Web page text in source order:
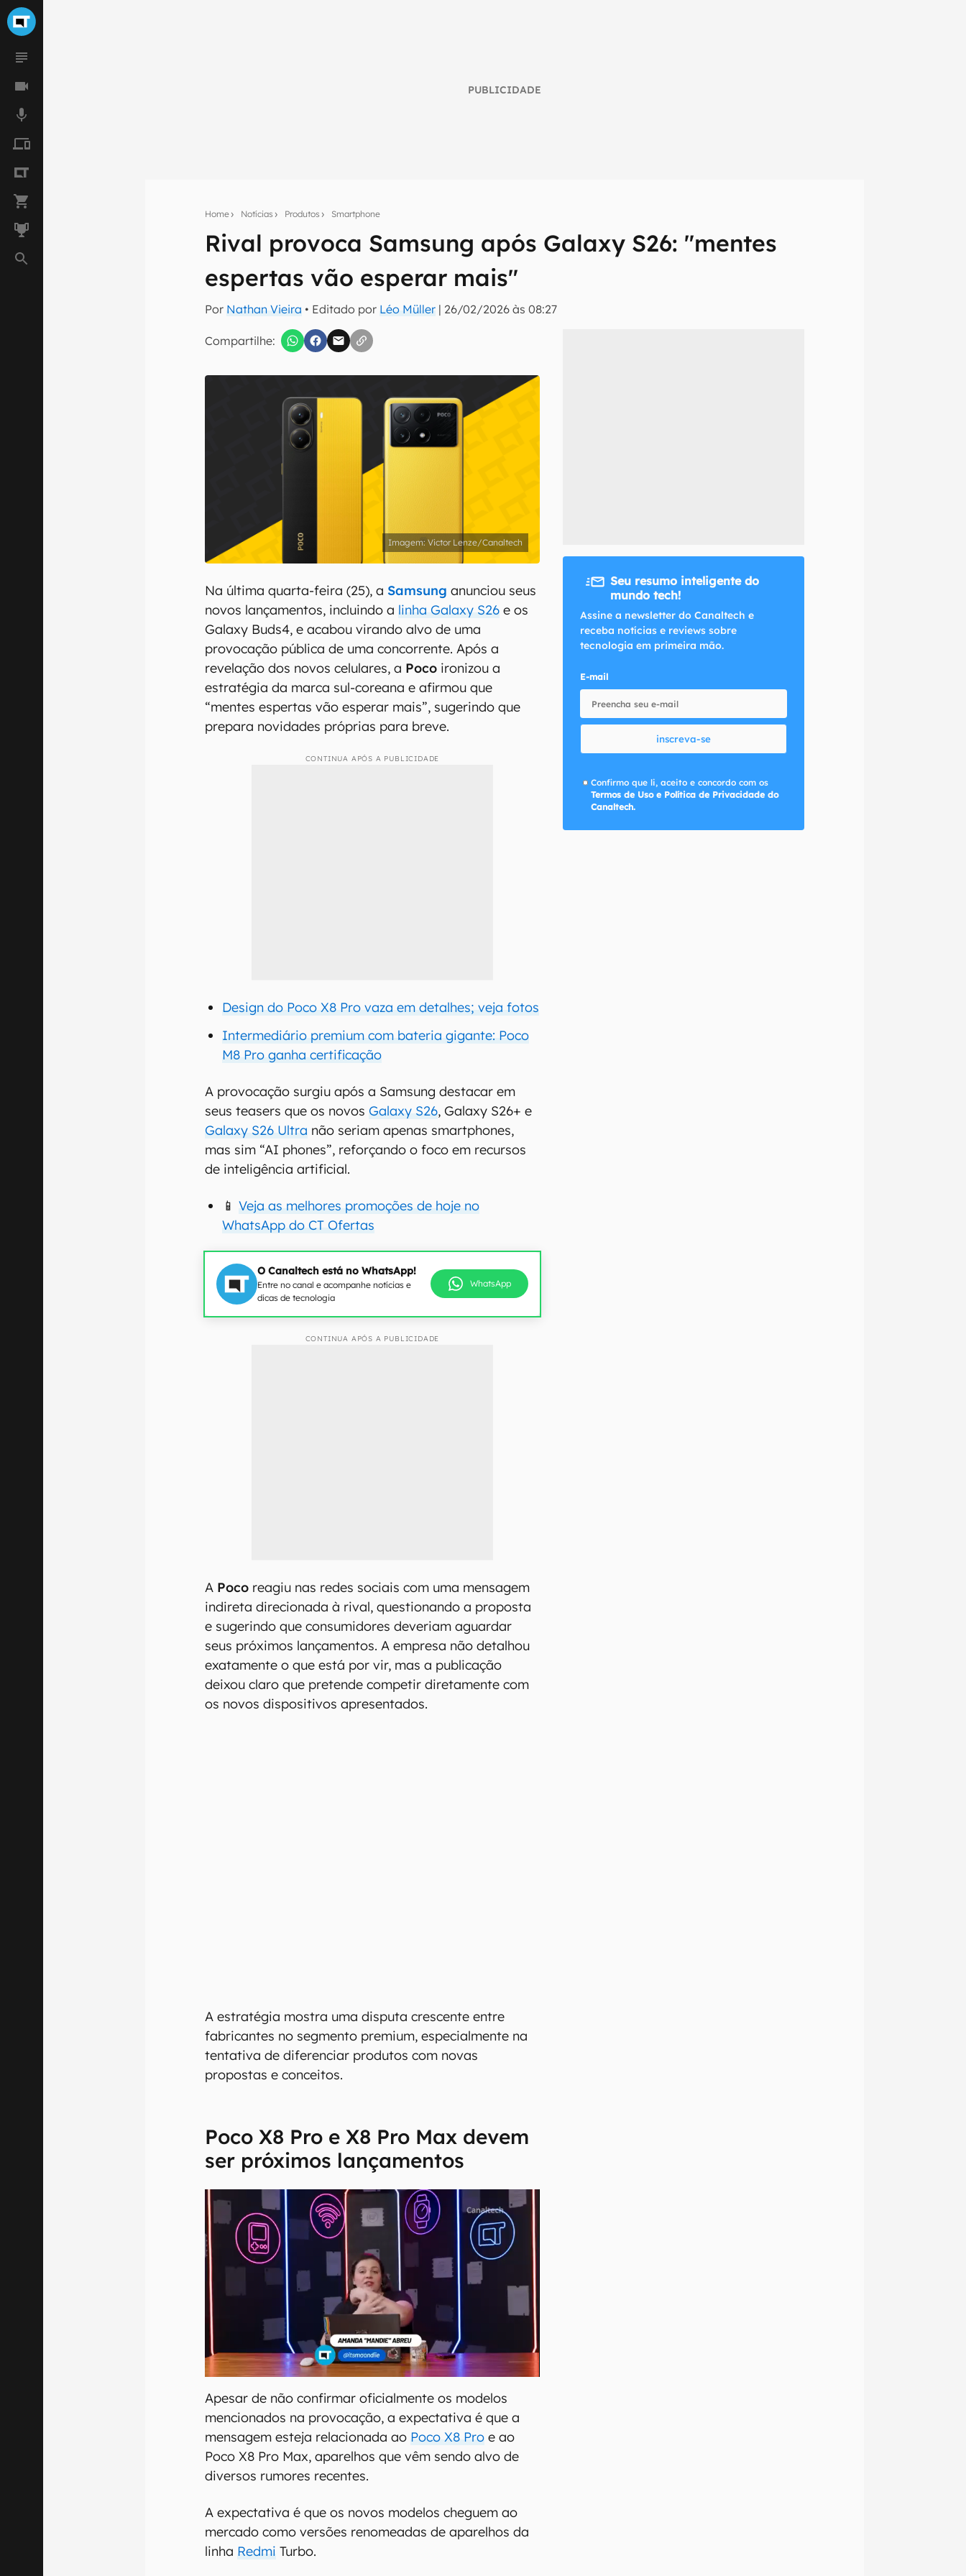
PUBLICIDADE
Home Notícias Produtos Smartphone
Rival provoca Samsung após Galaxy S26: "mentes
espertas vão esperar mais"
Por Nathan Vieira • Editado por Léo Müller | 26/02/2026 às 08:27
Compartilhe:
Seu resumo inteligente do mundo tech!
Assine a newsletter do Canaltech e receba notícias e reviews sobre tecnologia em primeira
inscreva-se
Confirmo que li, aceito e concordo com os Termos de Uso e Política de Privacidade do Canaltech.
Victor Lenze/Canaltech
Na última quarta-feira (25), aSamsung anunciou seus
novos lançamentos, incluindo a linha Galaxy S26 e os
Galaxy Buds4, e acabou virando alvo de uma
provocação pública de uma concorrente. Após a
revelação dos novos celulares, a Poco ironizou a
estratégia da marca sul-coreana e afirmou que
“mentes espertas vão esperar mais”, sugerindo que
prepara novidades próprias para breve.
CONTINUA APÓS A PUBLICIDADE
Design do Poco X8 Pro vaza em detalhes; veja fotos
Intermediário premium com bateria gigante: Poco
M8 Pro ganha certificação
A provocação surgiu após a Samsung destacar em
seus teasers que os novosGalaxy S26, Galaxy S26+ e
Galaxy S26 Ultra não seriam apenas smartphones,
mas sim “AI phones”, reforçando o foco em recursos
de inteligência artificial.
📱Veja as melhores promoções de hoje no
WhatsApp do CT Ofertas
O Canaltech está no WhatsApp!
Entre no canal e acompanhe notícias e
dicas de tecnologia
WhatsApp
CONTINUA APÓS A PUBLICIDADE
A Poco reagiu nas redes sociais com uma mensagem
indireta direcionada à rival, questionando a proposta
e sugerindo que consumidores deveriam aguardar
seus próximos lançamentos. A empresa não detalhou
exatamente o que está por vir, mas a publicação
deixou claro que pretende competir diretamente com
os novos dispositivos apresentados.
A estratégia mostra uma disputa crescente entre
fabricantes no segmento premium, especialmente na
tentativa de diferenciar produtos com novas
propostas e conceitos.
Poco X8 Pro e X8 Pro Max devem
ser próximos lançamentos
Apesar de não confirmar oficialmente os modelos
mencionados na provocação, a expectativa é que a
mensagem esteja relacionada ao Poco X8 Pro e ao
Poco X8 Pro Max, aparelhos que vêm sendo alvo de
diversos rumores recentes.
A expectativa é que os novos modelos cheguem ao
mercado como versões renomeadas de aparelhos da
linha Redmi Turbo.
Seu resumo inteligente do
mundo tech!
Assine a newsletter do Canaltech e
receba notícias e reviews sobre
tecnologia em primeira mão.
E-mail
inscreva-se
Confirmo que li, aceito e concordo com os
Termos de Uso e Política de Privacidade do
Canaltech.